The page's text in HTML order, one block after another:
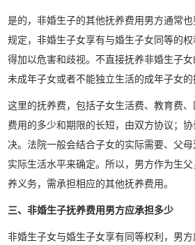
是的，非婚生子的其他抚养费用男方通常也
规定，非婚生子女享有与婚生子女同等的
得加以危害和歧视。不直接抚养非婚生子
未成年子女或者不能独立生活的成年子女的
这里的抚养费，包括子女生活费、教育费、
费用的多少和期限的长短，由双方协议；
决。法院一般会结合子女的实际需要、父
实际生活水平来确定。所以，男方作为生
养义务，需承担相应的其他抚养费用。
三、非婚生子抚养费用男方应承担多少
非婚生子女与婚生子女享有同等权利，男